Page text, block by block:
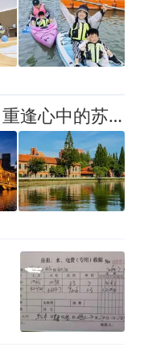
保利·苏河珺领航号启航，重逢心中的苏州河